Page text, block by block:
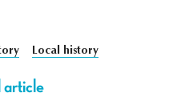
Local history
article